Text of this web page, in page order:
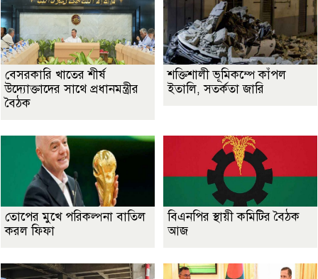
বেসরকারি খাতের শীর্ষ
উদ্যোক্তাদের সাথে প্রধানমন্ত্রীর
বৈঠক
শক্তিশালী ভূমিকম্পে কাঁপল
ইতালি, সতর্কতা জারি
তোপের মুখে পরিকল্পনা বাতিল
করল ফিফা
বিএনপির স্থায়ী কমিটির বৈঠক
আজ